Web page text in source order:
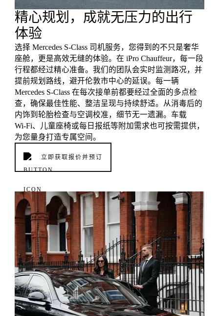
精心规划，成就无压力的出行
体验
选择 Mercedes S-Class 司机服务，您得到的不只是奢华
座舱，更是高效无缝的体验。在 iPro Chauffeur，每一段
行程都经过精心准备。我们的团队会实时监测路况，并
提前规划路线，避开伦敦市中心的延误。每一辆
Mercedes S-Class 在每次接单前都要经过全面的多点检
查，确保最佳性能、整洁呈现与持续舒适。从消毒后的
内饰到轮胎检查与空调校准，细节无一遗漏。车载
Wi‑Fi、儿童座椅或每日报纸等附加需求也可按需提供，
为您量身打造专属空间。
立即获取报价并预订